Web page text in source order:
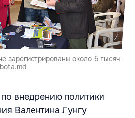
зарегистрированы около 5 тысяч
внедрению политики
Валентина Лунгу